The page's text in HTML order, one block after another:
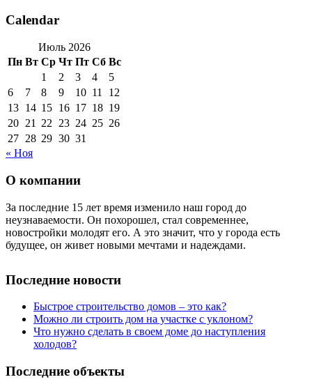
Calendar
Июль 2026
Пн Вт Ср Чт Пт Сб Вс
1
2 3 4
5
6
7 8 9 10 11
12
13 14 15 16 17 18 19
20 21 22 23 24 25 26
27 28 29 30 31
« Ноя
О компании
За последние 15 лет время изменило наш город до
неузнаваемости. Он похорошел, стал современнее,
новостройки молодят его. А это значит, что у города есть
будущее, он живет новыми мечтами и надеждами.
Последние новости
Быстрое строительство домов – это как?
Можно ли строить дом на участке с уклоном?
Что нужно сделать в своем доме до наступления
холодов?
Последние объекты